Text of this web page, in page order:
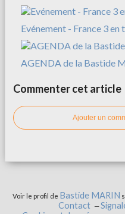
Evénement - France 3
AGENDA de la Bastide
Commenter cet article
Ajouter un
Voir le profil de Bastide MARIN
Contact